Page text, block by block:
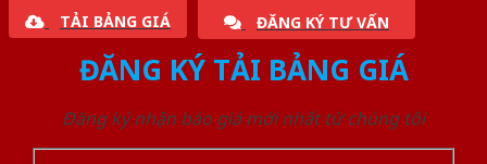
TẢI BẢNG GIÁ ĐĂNG KÝ TƯ VẤN
ĐĂNG KÝ TẢI BẢNG GIÁ
Đăng ký nhận báo giá mới nhất từ chúng tôi